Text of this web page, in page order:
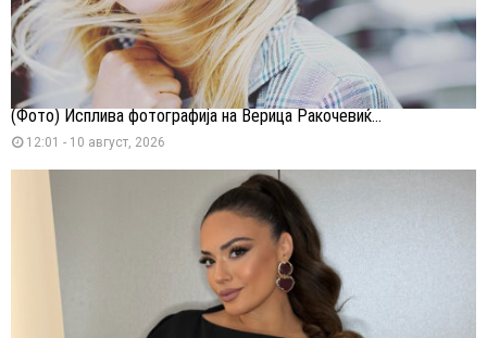
(Фото) Исплива фотографија на Верица Ракочевиќ...
12:01 - 10 август, 2026